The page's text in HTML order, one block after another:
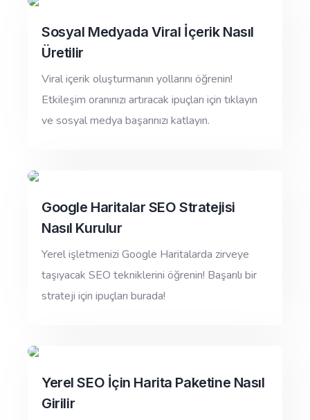
Sosyal Medyada Viral İçerik Nasıl
Üretilir
Viral içerik oluşturmanın yollarını öğrenin!
Etkileşim oranınızı artıracak ipuçları için tıklayın
ve sosyal medya başarınızı katlayın.
Google Haritalar SEO Stratejisi
Nasıl Kurulur
Yerel işletmenizi Google Haritalarda zirveye
taşıyacak SEO tekniklerini öğrenin! Başarılı bir
strateji için ipuçları burada!
Yerel SEO İçin Harita Paketine Nasıl
Girilir